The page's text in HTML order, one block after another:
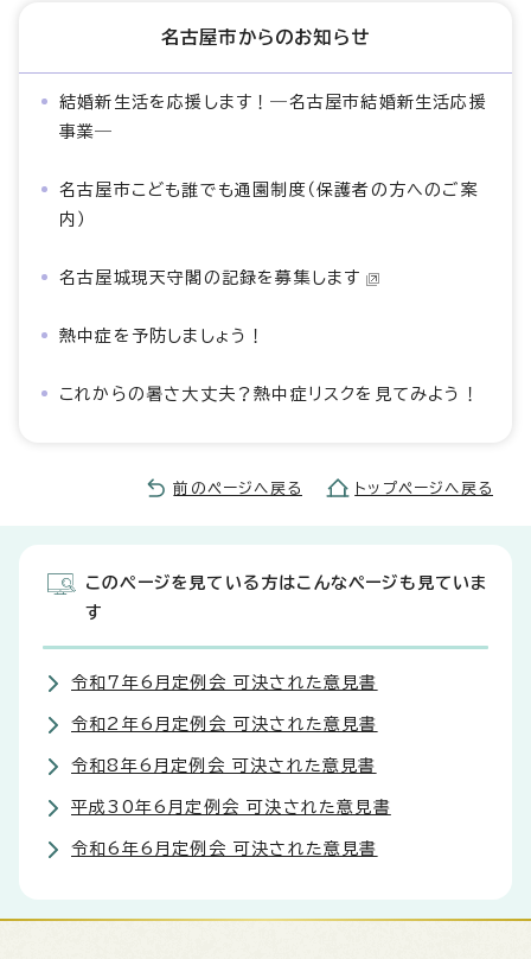
名古屋市からのお知らせ
結婚新生活を応援します！―名古屋市結婚新生活応援
事業―
名古屋市こども誰でも通園制度（保護者の方へのご案
内）
名古屋城現天守閣の記録を募集します
熱中症を予防しましょう！
これからの暑さ大丈夫？熱中症リスクを見てみよう！
前のページへ戻る トップページへ戻る
このページを見ている方はこんなページも見ていま
す
令和7年6月定例会 可決された意見書
令和2年6月定例会 可決された意見書
令和8年6月定例会 可決された意見書
平成30年6月定例会 可決された意見書
令和6年6月定例会 可決された意見書